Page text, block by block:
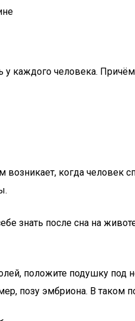
каждого человека.
возникает, когда человек
знать после сна на
положите подушку под
позу эмбриона. В